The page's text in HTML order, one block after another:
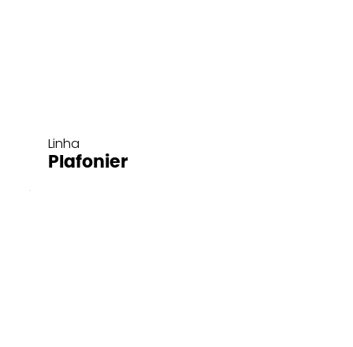
Linha
Plafonier